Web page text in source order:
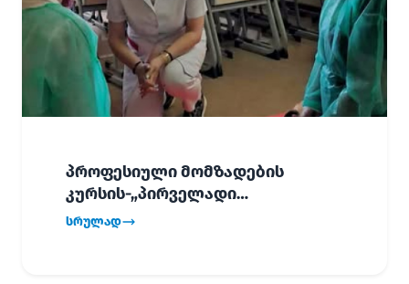
პროფესიული მომზადების
კურსის-„პირველადი
გადაუდებელი დახმარება“,
სრულად